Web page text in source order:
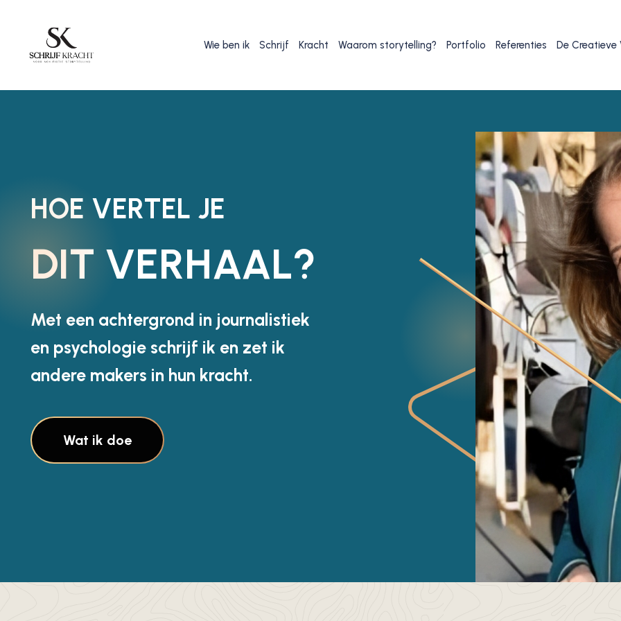
Wie ben ik Schrijf Kracht Waarom storytelling? Portfolio Referenties De Creatieve
HOE VERTEL JE
DIT VERHAAL?
Met een achtergrond in journalistiek
en psychologie schrijf ik en zet ik
andere makers in hun kracht.
Wat ik doe